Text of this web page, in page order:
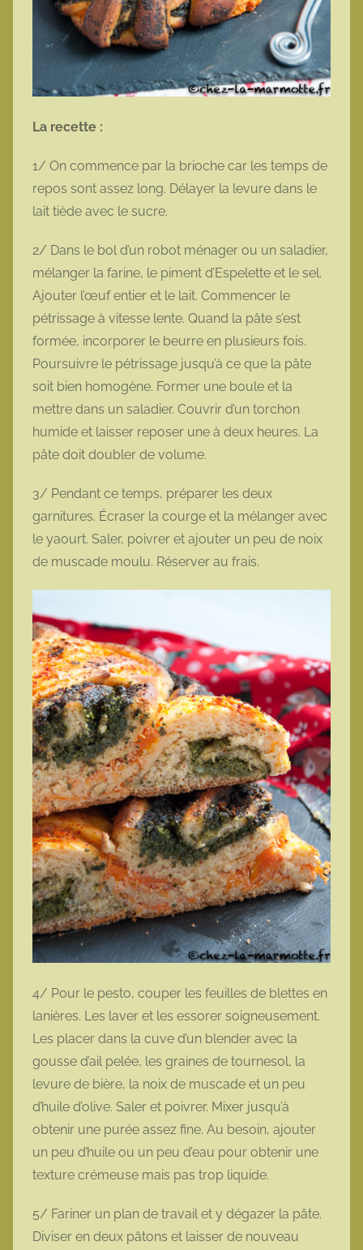
La recette :
1/ On commence par la brioche car les temps de
repos sont assez long. Délayer la levure dans le
lait tiède avec le sucre.
2/ Dans le bol d’un robot ménager ou un saladier,
mélanger la farine, le piment d’Espelette et le sel.
Ajouter l’œuf entier et le lait. Commencer le
pétrissage à vitesse lente. Quand la pâte s’est
formée, incorporer le beurre en plusieurs fois.
Poursuivre le pétrissage jusqu’à ce que la pâte
soit bien homogène. Former une boule et la
mettre dans un saladier. Couvrir d’un torchon
humide et laisser reposer une à deux heures. La
pâte doit doubler de volume.
3/ Pendant ce temps, préparer les deux
garnitures. Écraser la courge et la mélanger avec
le yaourt. Saler, poivrer et ajouter un peu de noix
de muscade moulu. Réserver au frais.
4/ Pour le pesto, couper les feuilles de blettes en
lanières. Les laver et les essorer soigneusement.
Les placer dans la cuve d’un blender avec la
gousse d’ail pelée, les graines de tournesol, la
levure de bière, la noix de muscade et un peu
d’huile d’olive. Saler et poivrer. Mixer jusqu’à
obtenir une purée assez fine. Au besoin, ajouter
un peu d’huile ou un peu d’eau pour obtenir une
texture crémeuse mais pas trop liquide.
5/ Fariner un plan de travail et y dégazer la pâte.
Diviser en deux pâtons et laisser de nouveau